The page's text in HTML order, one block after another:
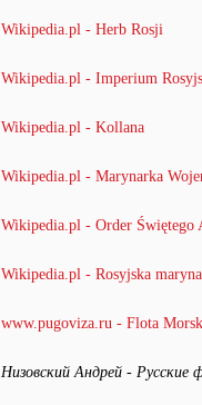
Wikipedia.pl - Herb Rosji
Wikipedia.pl - Imperium
Wikipedia.pl - Kollana
Wikipedia.pl - Marynarka
Wikipedia.pl - Order Świętego
Wikipedia.pl - Rosyjska
www.pugoviza.ru - Flota
Низовский Андрей - Русские